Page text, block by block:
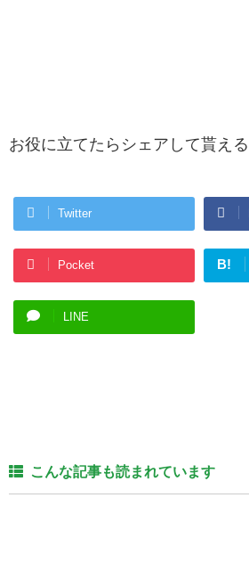
お役に立てたらシェアして貰え
Twitter
Pocket B!
LINE
こんな記事も読まれています